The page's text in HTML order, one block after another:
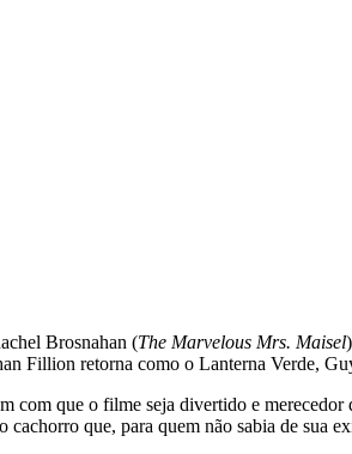
Brosnahan (The Marvelous Mrs. Maisel
Fillion retorna como o Lanterna Verde,
com que o filme seja divertido e
cachorro que, para quem não sabia de sua